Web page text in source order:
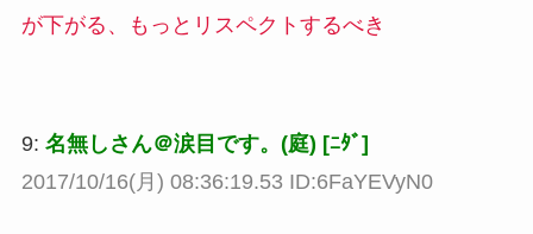
が下がる、もっとリスペクトするべき
9: 名無しさん＠涙目です。(庭) [ﾆﾀﾞ]
2017/10/16(月) 08:36:19.53 ID:6FaYEVyN0